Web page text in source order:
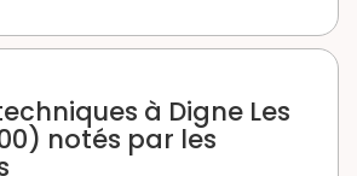
à Digne Les
notés par les